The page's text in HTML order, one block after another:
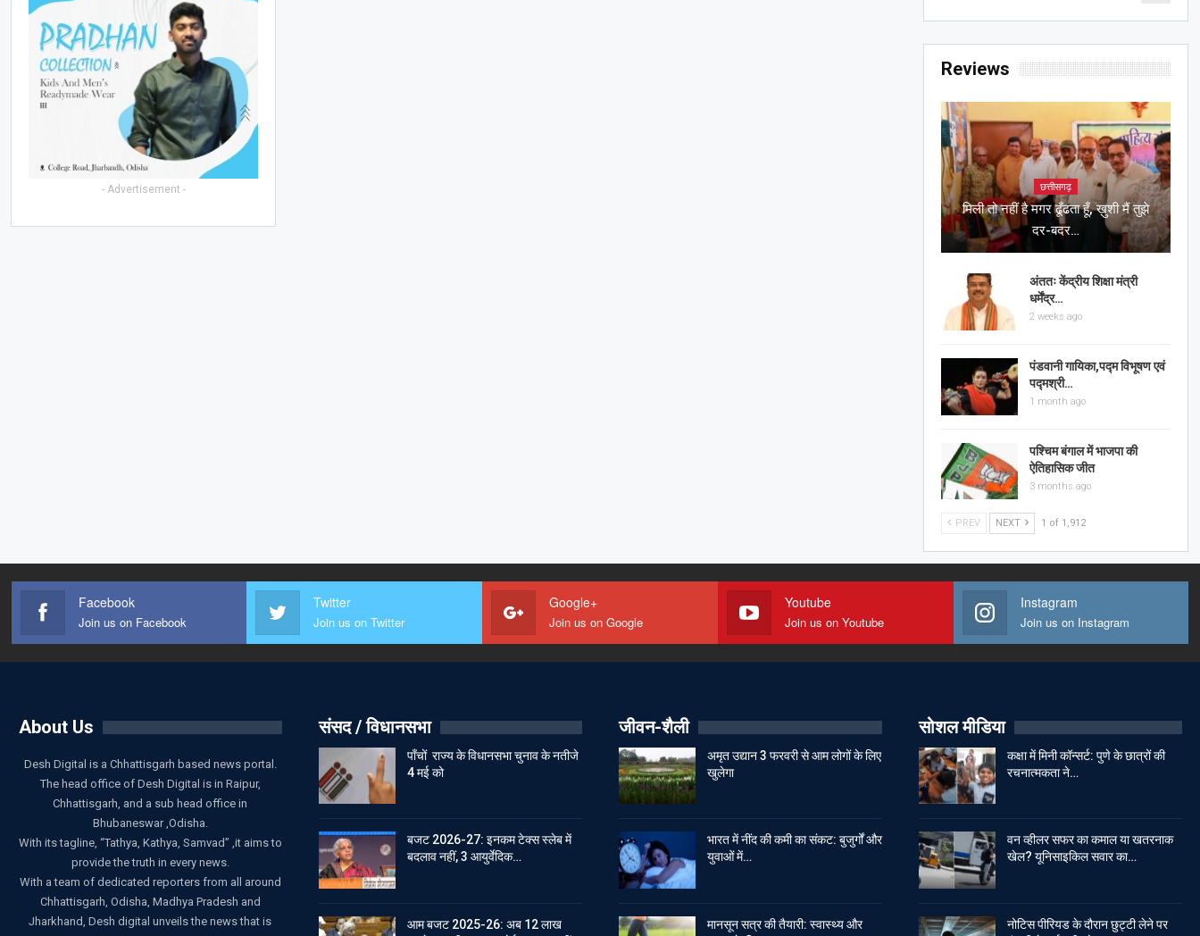
Reviews
छत्तीसगढ़
मिली तो नहीं है मगर ढूँढता हूँ, ख़ुशी मैं तुझे
दर-बदर…
अंततः केंद्रीय शिक्षा मंत्री
धर्मेंद्र…
2 weeks ago
पंडवानी गायिका,पद्म विभूषण एवं
पद्मश्री…
1 month ago
पश्चिम बंगाल में भाजपा की
ऐतिहासिक जीत
3 months ago
PREV NEXT 1 of 1,912
- Advertisement -
Facebook
Join us on Facebook
Twitter
Join us on Twitter
Google+
Join us on Google
Youtube
Join us on Youtube
Instagram
Join us on Instagram
About Us
Desh Digital is a Chhattisgarh based news portal.
The head office of Desh Digital is in Raipur,
Chhattisgarh, and a sub head office in
Bhubaneswar ,Odisha.
With its tagline, “Tathya, Kathya, Samvad” ,it aims to
provide the truth in every news.
With a team of dedicated reporters from all around
Chhattisgarh, Odisha, Madhya Pradesh and
Jharkhand, Desh digital unveils the news that is
संसद / विधानसभा
पाँचों राज्य के विधानसभा चुनाव के नतीजे
4 मई को
बजट 2026-27: इनकम टेक्स स्लेब में
बदलाव नहीं, 3 आयुर्वेदिक…
आम बजट 2025-26: अब 12 लाख
जीवन-शैली
अमृत उद्यान 3 फरवरी से आम लोगों के लिए
खुलेगा
भारत में नींद की कमी का संकट: बुजुर्गों और
युवाओं में…
मानसून सत्र की तैयारी: स्वास्थ्य और
सोशल मीडिया
कक्षा में मिनी कॉन्सर्ट: पुणे के छात्रों की
रचनात्मकता ने…
वन व्हीलर सफर का कमाल या खतरनाक
खेल? यूनिसाइकिल सवार का…
नोटिस पीरियड के दौरान छुट्टी लेने पर